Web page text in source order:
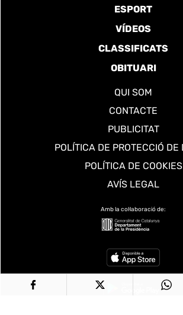
ESPORT
VÍDEOS
CLASSIFICATS
OBITUARI
QUI SOM
CONTACTE
PUBLICITAT
POLÍTICA DE PROTECCIÓ DE
POLÍTICA DE COOKIES
AVÍS LEGAL
Amb la col·laboració de: